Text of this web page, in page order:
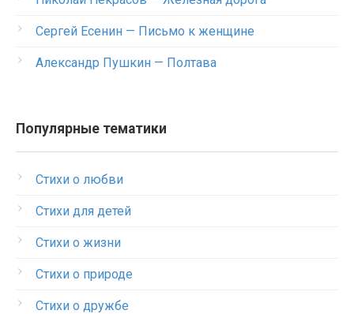
Сергей Есенин — Письмо к женщине
Александр Пушкин — Полтава
Популярные тематики
Стихи о любви
Стихи для детей
Стихи о жизни
Стихи о природе
Стихи о дружбе